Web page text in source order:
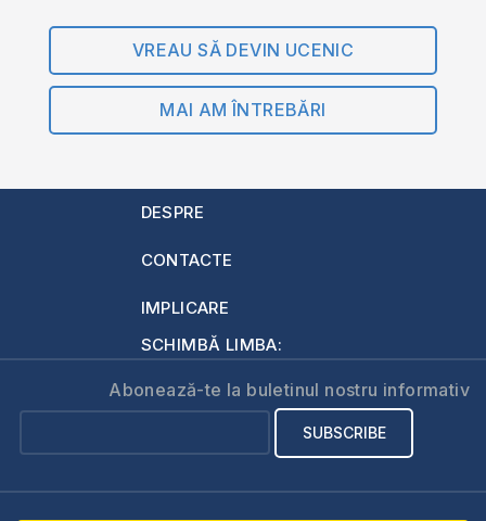
VREAU SĂ DEVIN UCENIC
MAI AM ÎNTREBĂRI
DESPRE
CONTACTE
IMPLICARE
SCHIMBĂ LIMBA:
Abonează-te la buletinul nostru informativ